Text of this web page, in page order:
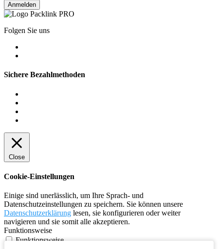
Anmelden
Folgen Sie uns
Sichere Bezahlmethoden
Close
Cookie-Einstellungen
Einige sind unerlässlich, um Ihre Sprach- und
Datenschutzeinstellungen zu speichern. Sie können unsere
Datenschutzerklärung lesen, sie konfigurieren oder weiter
navigieren und sie somit alle akzeptieren.
Funktionsweise
Funktionsweise